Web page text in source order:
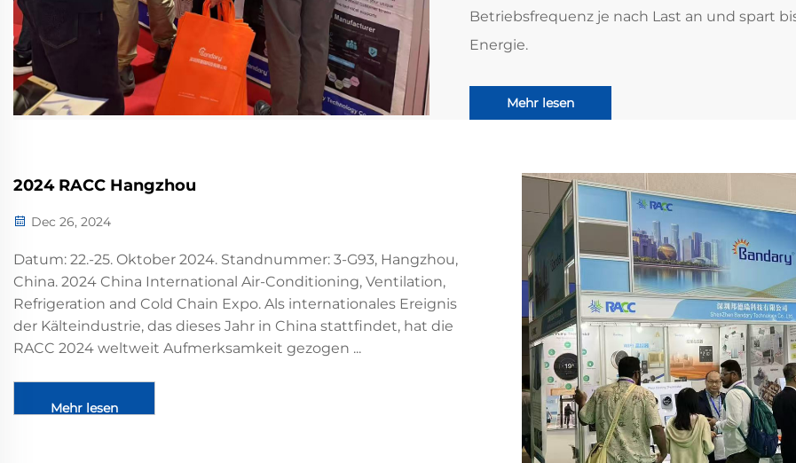
Betriebsfrequenz je nach Last an und spart
Energie.
Mehr lesen
2024 RACC Hangzhou
Dec 26, 2024
Datum: 22.-25. Oktober 2024. Standnummer: 3-G93, Hangzhou,
China. 2024 China International Air-Conditioning, Ventilation,
Refrigeration and Cold Chain Expo. Als internationales Ereignis
der Kälteindustrie, das dieses Jahr in China stattfindet, hat die
RACC 2024 weltweit Aufmerksamkeit gezogen ...
Mehr lesen